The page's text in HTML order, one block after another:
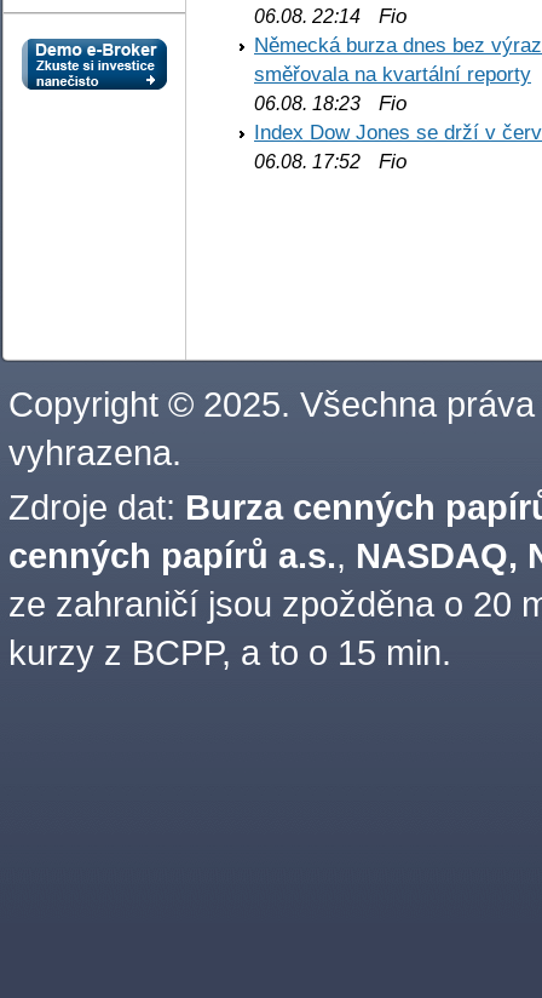
06.08. 22:14 Fio
Německá burza dnes bez
směřovala na kvartální reporty
06.08. 18:23 Fio
Index Dow Jones se drží v
06.08. 17:52 Fio
Copyright © 2025. Všechna práva
vyhrazena.
Zdroje dat: Burza cenných
cenných papírů a.s., NASDAQ,
ze zahraničí jsou zpožděna o 20
kurzy z BCPP, a to o 15 min.